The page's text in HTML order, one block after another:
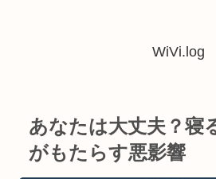
WiVi.log
あなたは大丈夫？寝
がもたらす悪影響